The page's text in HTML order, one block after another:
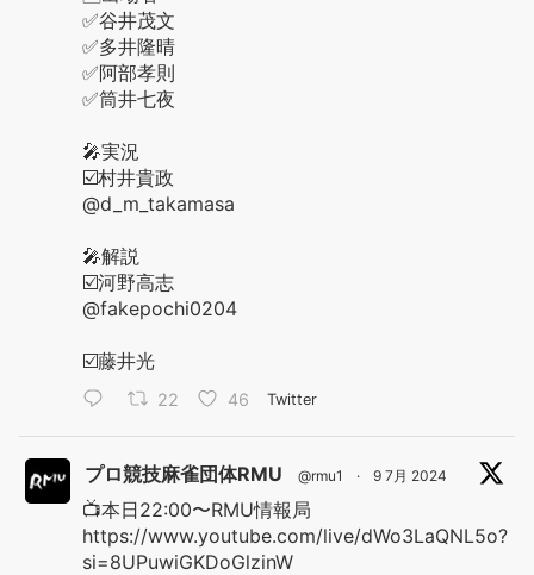
✅谷井茂文
✅多井隆晴
✅阿部孝則
✅筒井七夜
🎤実況
☑️村井貴政
@d_m_takamasa
🎤解説
☑️河野高志
@fakepochi0204
☑️藤井光
22 46 Twitter
プロ競技麻雀団体RMU @rmu1 · 9 7月 2024
📺本日22:00〜RMU情報局
https://www.youtube.com/live/dWo3LaQNL5o?
si=8UPuwiGKDoGlzinW